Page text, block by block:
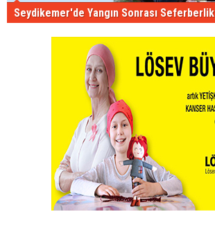
Seydikemer'de Yangın Sonrası Seferberlik